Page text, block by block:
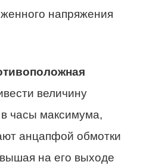
напряжения
величину
часы максимума,
анцапфой обмотки
на его выходе